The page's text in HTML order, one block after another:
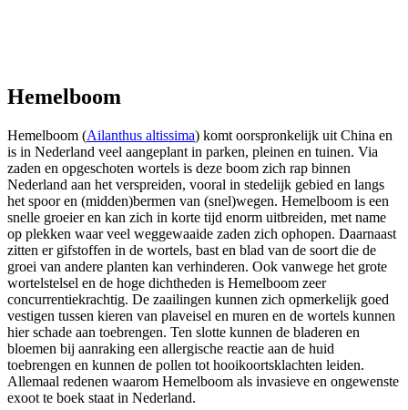
Hemelboom
Hemelboom (Ailanthus altissima) komt oorspronkelijk uit China en
is in Nederland veel aangeplant in parken, pleinen en tuinen. Via
zaden en opgeschoten wortels is deze boom zich rap binnen
Nederland aan het verspreiden, vooral in stedelijk gebied en langs
het spoor en (midden)bermen van (snel)wegen. Hemelboom is een
snelle groeier en kan zich in korte tijd enorm uitbreiden, met name
op plekken waar veel weggewaaide zaden zich ophopen. Daarnaast
zitten er gifstoffen in de wortels, bast en blad van de soort die de
groei van andere planten kan verhinderen. Ook vanwege het grote
wortelstelsel en de hoge dichtheden is Hemelboom zeer
concurrentiekrachtig. De zaailingen kunnen zich opmerkelijk goed
vestigen tussen kieren van plaveisel en muren en de wortels kunnen
hier schade aan toebrengen. Ten slotte kunnen de bladeren en
bloemen bij aanraking een allergische reactie aan de huid
toebrengen en kunnen de pollen tot hooikoortsklachten leiden.
Allemaal redenen waarom Hemelboom als invasieve en ongewenste
exoot te boek staat in Nederland.